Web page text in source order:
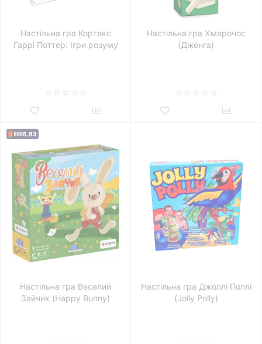
Настільна гра Кортекс
Гаррі Поттер: Ігри розуму
Настільна гра Хмарочос
(Дженга)
5.83
Настільна гра Веселий
Зайчик (Happy Bunny)
Настільна гра Джоллі Поллі
(Jolly Polly)